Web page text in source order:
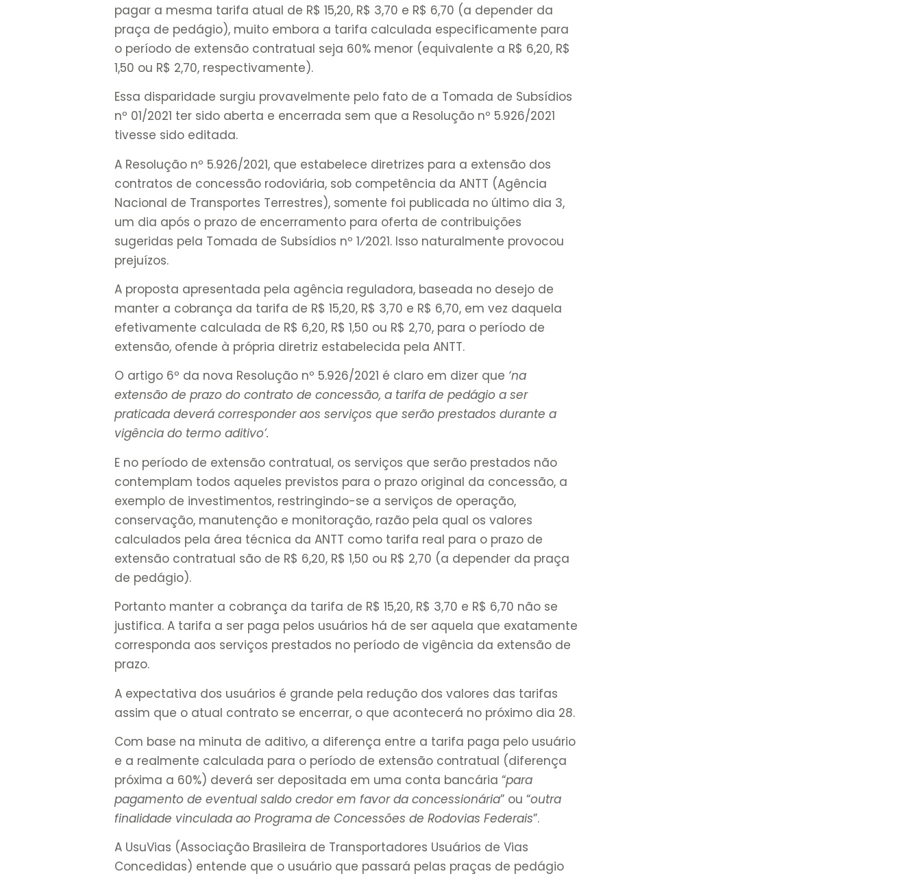
pagar a mesma tarifa atual de R$ 15,20, R$ 3,70 e R$ 6,70 (a depender da
praça de pedágio), muito embora a tarifa calculada especificamente para
o período de extensão contratual seja 60% menor (equivalente a R$ 6,20, R$
1,50 ou R$ 2,70, respectivamente).
Essa disparidade surgiu provavelmente pelo fato de a Tomada de Subsídios
nº 01/2021 ter sido aberta e encerrada sem que a Resolução nº 5.926/2021
tivesse sido editada.
A Resolução nº 5.926/2021, que estabelece diretrizes para a extensão dos
contratos de concessão rodoviária, sob competência da ANTT (Agência
Nacional de Transportes Terrestres), somente foi publicada no último dia 3,
um dia após o prazo de encerramento para oferta de contribuições
sugeridas pela Tomada de Subsídios nº 1⁄2021. Isso naturalmente provocou
prejuízos.
A proposta apresentada pela agência reguladora, baseada no desejo de
manter a cobrança da tarifa de R$ 15,20, R$ 3,70 e R$ 6,70, em vez daquela
efetivamente calculada de R$ 6,20, R$ 1,50 ou R$ 2,70, para o período de
extensão, ofende à própria diretriz estabelecida pela ANTT.
O artigo 6º da nova Resolução nº 5.926/2021 é claro em dizer que ‘na
extensão de prazo do contrato de concessão, a tarifa de pedágio a ser
praticada deverá corresponder aos serviços que serão prestados durante a
vigência do termo aditivo’.
E no período de extensão contratual, os serviços que serão prestados não
contemplam todos aqueles previstos para o prazo original da concessão, a
exemplo de investimentos, restringindo-se a serviços de operação,
conservação, manutenção e monitoração, razão pela qual os valores
calculados pela área técnica da ANTT como tarifa real para o prazo de
extensão contratual são de R$ 6,20, R$ 1,50 ou R$ 2,70 (a depender da praça
de pedágio).
Portanto manter a cobrança da tarifa de R$ 15,20, R$ 3,70 e R$ 6,70 não se
justifica. A tarifa a ser paga pelos usuários há de ser aquela que exatamente
corresponda aos serviços prestados no período de vigência da extensão de
prazo.
A expectativa dos usuários é grande pela redução dos valores das tarifas
assim que o atual contrato se encerrar, o que acontecerá no próximo dia 28.
Com base na minuta de aditivo, a diferença entre a tarifa paga pelo usuário
e a realmente calculada para o período de extensão contratual (diferença
próxima a 60%) deverá ser depositada em uma conta bancária “para
pagamento de eventual saldo credor em favor da concessionária” ou “outra
finalidade vinculada ao Programa de Concessões de Rodovias Federais”.
A UsuVias (Associação Brasileira de Transportadores Usuários de Vias
Concedidas) entende que o usuário que passará pelas praças de pedágio